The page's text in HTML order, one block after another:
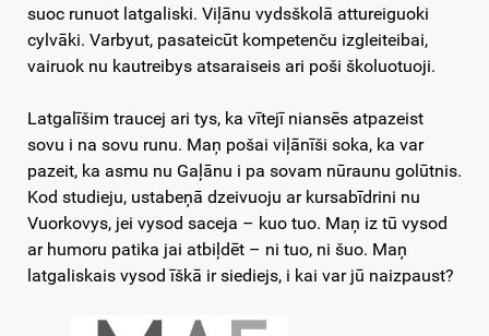
suoc runuot latgaliski. Viļānu vydsškolā attureiguoki
cylvāki. Varbyut, pasateicūt kompetenču izgleiteibai,
vairuok nu kautreibys atsaraiseis ari poši školuotuoji.
Latgalīšim traucej ari tys, ka vītejī niansēs atpazeist
sovu i na sovu runu. Maņ pošai viļānīši soka, ka var
pazeit, ka asmu nu Gaļānu i pa sovam nūraunu golūtnis.
Kod studieju, ustabeņā dzeivuoju ar kursabīdrini nu
Vuorkovys, jei vysod saceja – kuo tuo. Maņ iz tū vysod
ar humoru patika jai atbiļdēt – ni tuo, ni šuo. Maņ
latgaliskais vysod īškā ir siediejs, i kai var jū naizpaust?